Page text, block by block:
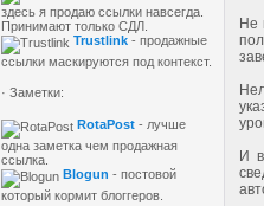
здесь я продаю ссылки навсегда.
Принимают только СДЛ.
Trustlink - продажные
ссылки маскируются под контекст.
· Заметки:
RotaPost - лучше
одна заметка чем продажная
ссылка.
Blogun - постовой
который кормит блоггеров.
Не
И